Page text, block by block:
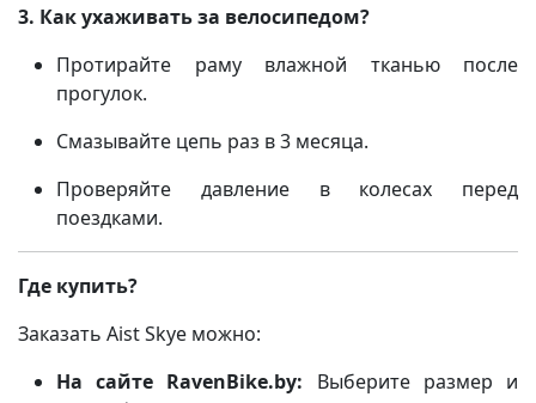
3. Как ухаживать за велосипедом?
Протирайте раму влажной тканью после
прогулок.
Смазывайте цепь раз в 3 месяца.
Проверяйте давление в колесах перед
поездками.
Где купить?
Заказать Aist Skye можно:
На сайте RavenBike.by: Выберите размер и